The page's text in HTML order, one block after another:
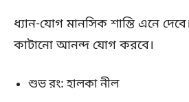
ধ্যান-যোগ মানসিক শান্তি এনে
কাটানো আনন্দ যোগ করবে।
শুভ রং: হালকা নীল